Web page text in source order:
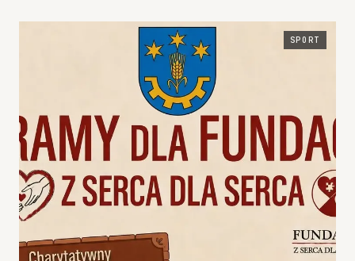
SPORT